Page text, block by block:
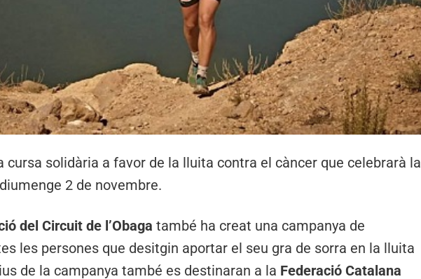
cursa solidària a favor de la lluita contra el càncer que celebrarà la
2 de novembre.
del Circuit de l’Obaga també ha creat una campanya de
les persones que desitgin aportar el seu gra de sorra en la lluita
de la campanya també es destinaran a la Federació Catalana